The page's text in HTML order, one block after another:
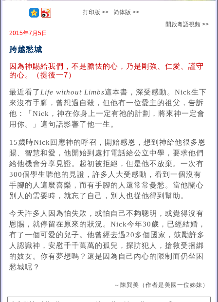
打印版 >>
简体版 >>
開啟粵語視頻 >>
2015年7月5日
跨越愁城
因為神賜給我們，不是膽怯的心，乃是剛強、仁愛、謹守
的心。（提後一7）
最近看了 Life without Limbs這本書，深受感動。Nick生下
來沒有手腳，曾想過自殺，但他有一位愛主的祖父，告訴
他：「Nick，神在你身上一定有祂的計劃，將來神一定會
用你。」這句話影響了他一生。
15歲時Nick回應神的呼召，開始感恩，想到神給他很多恩
賜、智慧和愛，他開始到處打電話給公立中學，要求他們
給他機會分享見證。起初被拒絕，但是他不放棄。一次有
300個學生聽他的見證，許多人大受感動，看到一個沒有
手腳的人這麼喜樂，而有手腳的人還常常憂愁。當他關心
別人的需要時，就忘了自己，別人也從他得到幫助。
今天許多人因為怕失敗，或怕自己不夠聰明，或覺得沒有
恩賜，就停留在原來的狀況。Nick今年30歲，已經結婚，
有了一個可愛的兒子。他曾經去過20多個國家，鼓勵許多
人認識神，安慰千千萬萬的孤兒，探訪犯人，搶救受捆綁
的妓女。你有夢想嗎？還是因為自己內心的限制而仍坐困
愁城呢？
～陳巽美（作者是美國一位姊妹）